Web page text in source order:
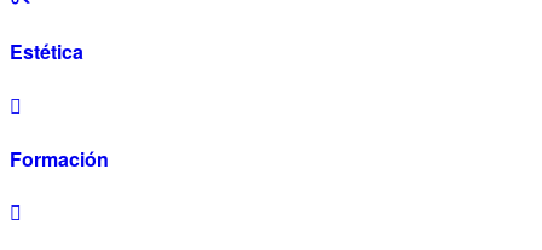
Estética
Formación